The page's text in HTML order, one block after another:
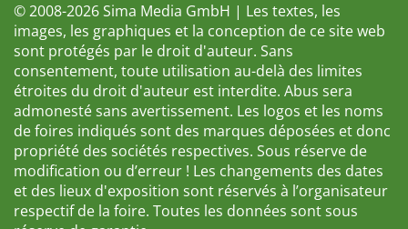
© 2008-2026 Sima Media GmbH | Les textes, les
images, les graphiques et la conception de ce site web
sont protégés par le droit d'auteur. Sans
consentement, toute utilisation au-delà des limites
étroites du droit d'auteur est interdite. Abus sera
admonesté sans avertissement. Les logos et les noms
de foires indiqués sont des marques déposées et donc
propriété des sociétés respectives. Sous réserve de
modification ou d’erreur ! Les changements des dates
et des lieux d'exposition sont réservés à l’organisateur
respectif de la foire. Toutes les données sont sous